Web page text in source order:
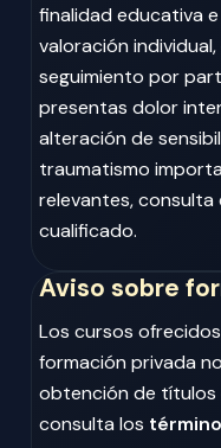
finalidad educativa
valoración
seguimiento por
presentas dolor
alteración de
traumatismo
relevantes,
cualificado.
Aviso sobre
Los cursos
formación privada
obtención de títulos
consulta los